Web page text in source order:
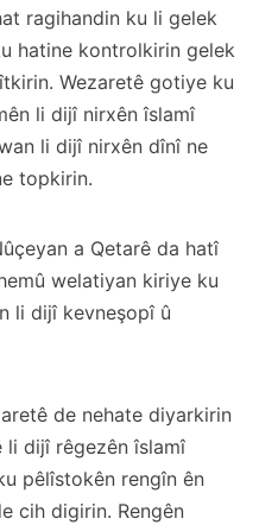
ragihandin ku li gelek
hatine kontrolkirin gelek
Wezaretê gotiye ku
li dijî nirxên îslamî
li dijî nirxên dînî ne
topkirin.
a Qetarê da hatî
welatiyan kiriye ku
li dijî kevneşopî û
de nehate diyarkirin
li dijî rêgezên îslamî
pêlîstokên rengîn ên
cih digirin. Rengên